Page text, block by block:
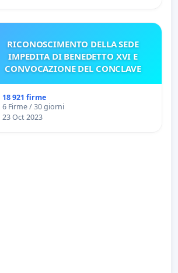
RICONOSCIMENTO DELLA SEDE
IMPEDITA DI BENEDETTO XVI E
CONVOCAZIONE DEL CONCLAVE
18 921 firme
6 Firme / 30 giorni
23 Oct 2023